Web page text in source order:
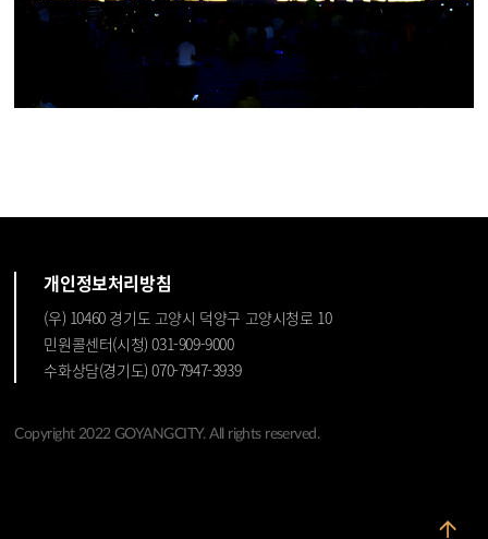
개인정보처리방침
(우) 10460 경기도 고양시 덕양구 고양시청로 10
민원콜센터(시청) 031-909-9000
수화상담(경기도) 070-7947-3939
Copyright 2022 GOYANGCITY. All rights reserved.